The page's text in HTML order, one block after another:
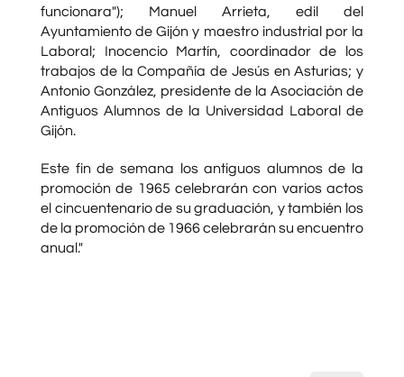
funcionara"); Manuel Arrieta, edil del
Ayuntamiento de Gijón y maestro industrial por la
Laboral; Inocencio Martín, coordinador de los
trabajos de la Compañía de Jesús en Asturias; y
Antonio González, presidente de la Asociación de
Antiguos Alumnos de la Universidad Laboral de
Gijón.
Este fin de semana los antiguos alumnos de la
promoción de 1965 celebrarán con varios actos
el cincuentenario de su graduación, y también los
de la promoción de 1966 celebrarán su encuentro
anual."